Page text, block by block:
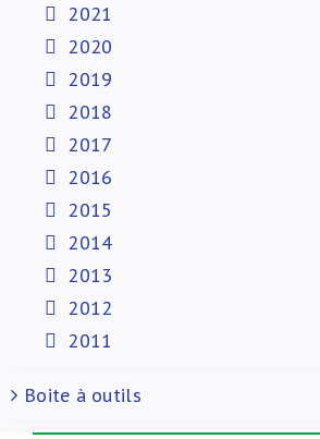
2021
2020
2019
2018
2017
2016
2015
2014
2013
2012
2011
Boite à outils